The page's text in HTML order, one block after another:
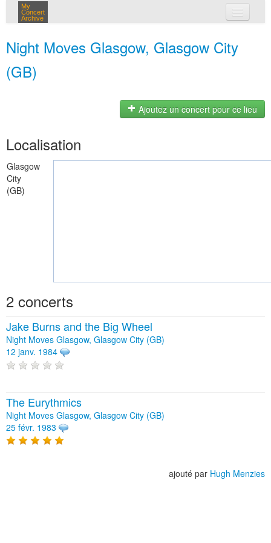
My
Concert
Archive
Night Moves Glasgow, Glasgow City
(GB)
Ajoutez un concert pour ce lieu
Localisation
Glasgow
City
(GB)
2 concerts
Jake Burns and the Big Wheel
Night Moves Glasgow, Glasgow City (GB)
12 janv. 1984
The Eurythmics
Night Moves Glasgow, Glasgow City (GB)
25 févr. 1983
ajouté par Hugh Menzies